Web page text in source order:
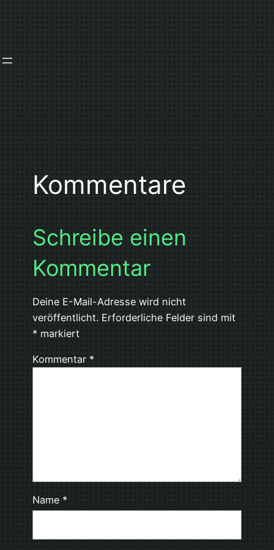
Kommentare
Schreibe einen
Kommentar
Deine E-Mail-Adresse wird nicht
veröffentlicht. Erforderliche Felder sind mit
* markiert
Kommentar *
Name *